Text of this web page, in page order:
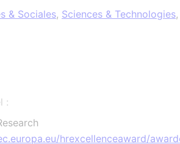
& Sociales, Sciences & Technologies
:
hrexcellenceaward/